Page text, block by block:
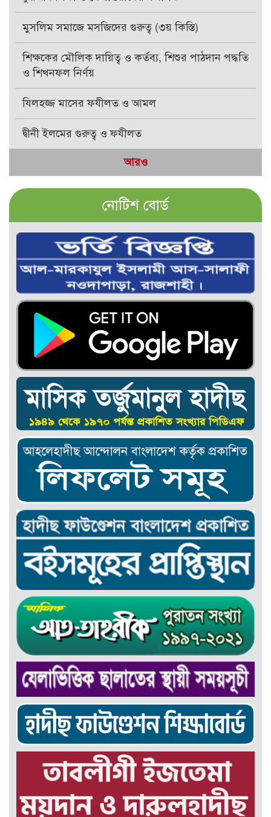
মুসলিম সমাজে মসজিদের গুরুত্ব (৩য় কিস্তি)
শিক্ষকের মৌলিক দায়িত্ব ও কর্তব্য, শিশুর পাঠদান পদ্ধতি
ও শিখনফল নির্ণয়
যিলহজ্জ মাসের ফযীলত ও আমল
দ্বীনী ইলমের গুরুত্ব ও ফযীলত
আরও
নোটিশ বোর্ড